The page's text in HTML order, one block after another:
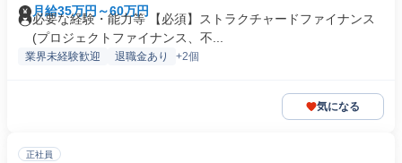
月給35万円～60万円
必要な経験・能力等 【必須】ストラクチャードファイナンス
(プロジェクトファイナンス、不...
業界未経験歓迎 退職金あり +2個
気になる
正社員